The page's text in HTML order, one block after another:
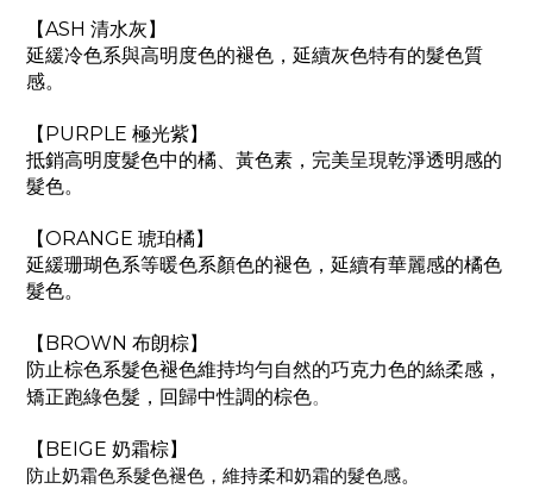
【ASH 清水灰】
延緩冷色系與高明度色的褪色，延續灰色特有的髮色質
感。
【PURPLE 極光紫】
抵銷高明度髮色中的橘、黃色素，完美呈現乾淨透明感的
髮色。
【ORANGE 琥珀橘】
延緩珊瑚色系等暖色系顏色的褪色，延續有華麗感的橘色
髮色。
【BROWN 布朗棕】
防止棕色系髮色褪色維持均勻自然的巧克力色的絲柔感，
矯正跑綠色髮，回歸中性調的棕色。
【BEIGE 奶霜棕】
防止奶霜色系髮色褪色，維持柔和奶霜的髮色感。